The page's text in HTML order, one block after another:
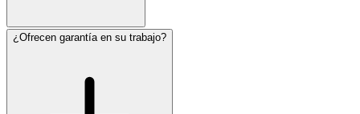
¿Ofrecen garantía en su trabajo?